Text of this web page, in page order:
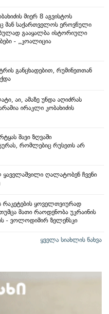
მიერ 8 აგვისტოს
მან საქართველოს ეროვნული
გააყალბა ისტორიული
- „კოალიცია
განცხადებით, რუმინეთთან
აი, ამაზე უნდა აღიძრას
ირაკლი კობახიძის
შავი ზღვაში
რომლებიც რუსეთს არ
ყაველაშვილი ღალატობენ ჩვენი
რაკეტების ყოველთვიურად
თუმცა მათი რაოდენობა უკრაინის
- ვოლოდიმირ ზელენსკი
ყველა სიახლის ნახვა